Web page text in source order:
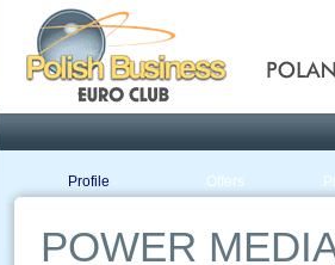
Profile Offers
POWER